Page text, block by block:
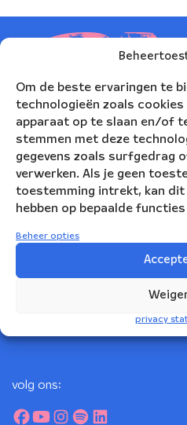
Om de beste ervaringen te
technologieën zoals
apparaat op te slaan en/of
stemmen met deze
gegevens zoals surfgedrag
verwerken. Als je geen
toestemming intrekt, kan dit
hebben op bepaalde
Beheer opties
privacy
Korte Leidsedwarsstraat 12
volg ons: